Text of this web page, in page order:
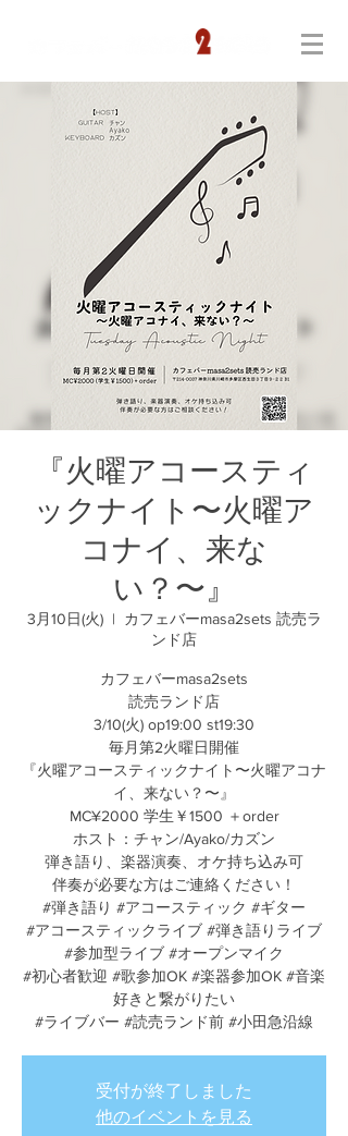
『火曜アコースティ
ックナイト〜火曜ア
コナイ、来な
い？〜』
3月10日(火)
  |
カフェバーmasa2sets 読売ラ
ンド店
カフェバーmasa2sets
読売ランド店
3/10(火) op19:00 st19:30
毎月第2火曜日開催
『火曜アコースティックナイト〜火曜アコナ
イ、来ない？〜』
MC¥2000 学生￥1500 ＋order
ホスト：チャン/Ayako/カズン
弾き語り、楽器演奏、オケ持ち込み可
伴奏が必要な方はご連絡ください！
#弾き語り #アコースティック #ギター
#アコースティックライブ #弾き語りライブ
#参加型ライブ #オープンマイク
#初心者歓迎 #歌参加OK #楽器参加OK #音楽
好きと繋がりたい
#ライブバー #読売ランド前 #小田急沿線
受付が終了しました
他のイベントを見る